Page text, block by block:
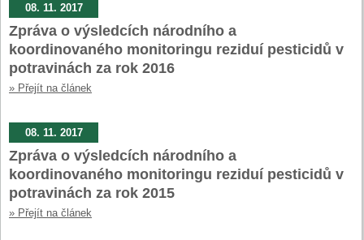
08. 11. 2017
Zpráva o výsledcích národního a
koordinovaného monitoringu reziduí pesticidů v
potravinách za rok 2016
» Přejít na článek
08. 11. 2017
Zpráva o výsledcích národního a
koordinovaného monitoringu reziduí pesticidů v
potravinách za rok 2015
» Přejít na článek